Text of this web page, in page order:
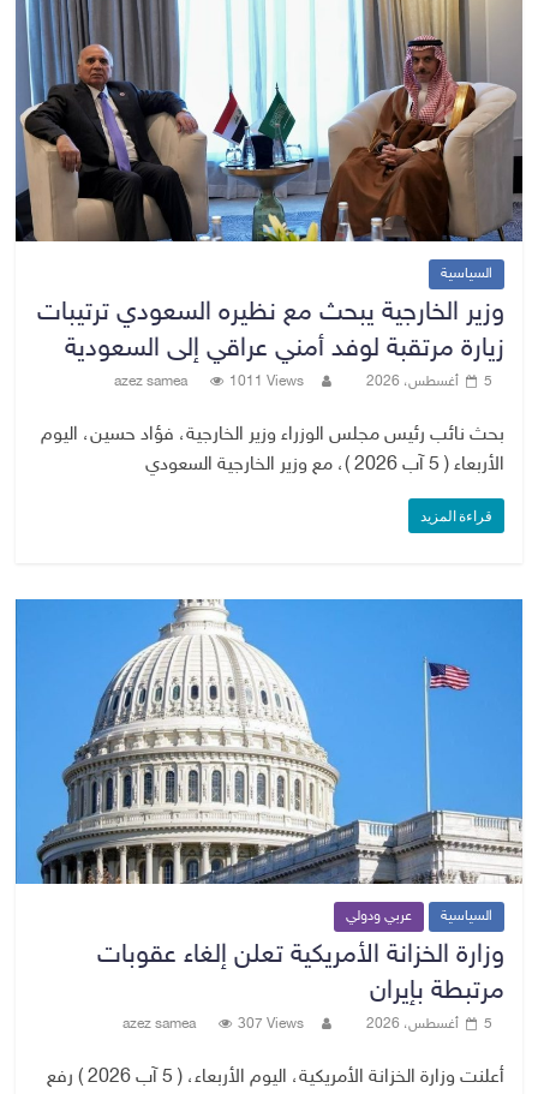
السياسية
وزير الخارجية يبحث مع نظيره السعودي ترتيبات
زيارة مرتقبة لوفد أمني عراقي إلى السعودية
5 أغسطس، 2026 azez samea 1011 Views
بحث نائب رئيس مجلس الوزراء وزير الخارجية، فؤاد حسين، اليوم
الأربعاء ( 5 آب 2026 )، مع وزير الخارجية السعودي
قراءة المزيد
السياسية عربي ودولي
وزارة الخزانة الأمريكية تعلن إلغاء عقوبات
مرتبطة بإيران
5 أغسطس، 2026 azez samea 307 Views
أعلنت وزارة الخزانة الأمريكية، اليوم الأربعاء، ( 5 آب 2026 ) رفع